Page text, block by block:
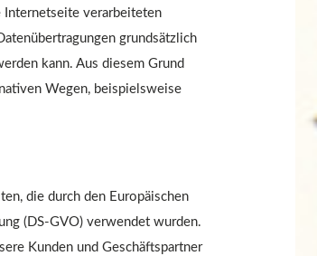
Internetseite verarbeiteten
grundsätzlich
kann. Aus diesem Grund
Wegen, beispielsweise
die durch den Europäischen
(DS-GVO) verwendet wurden.
Kunden und Geschäftspartner